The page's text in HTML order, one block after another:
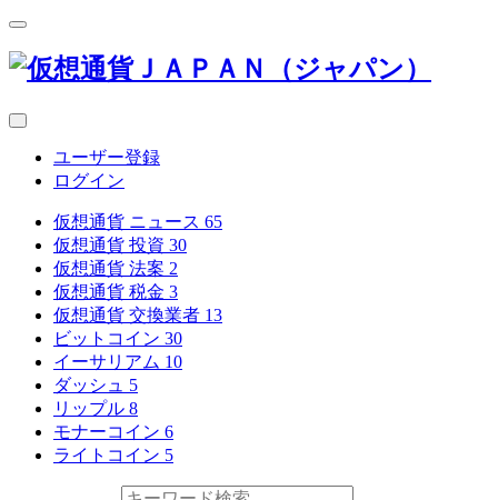
ユーザー登録
ログイン
仮想通貨 ニュース 65
仮想通貨 投資 30
仮想通貨 法案 2
仮想通貨 税金 3
仮想通貨 交換業者 13
ビットコイン 30
イーサリアム 10
ダッシュ 5
リップル 8
モナーコイン 6
ライトコイン 5